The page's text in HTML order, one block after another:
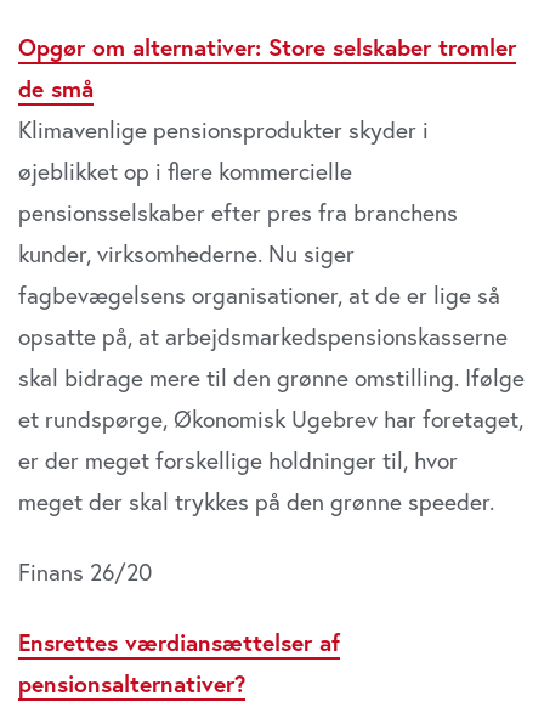
Opgør om alternativer: Store selskaber tromler
de små
Klimavenlige pensionsprodukter skyder i
øjeblikket op i flere kommercielle
pensionsselskaber efter pres fra branchens
kunder, virksomhederne. Nu siger
fagbevægelsens organisationer, at de er lige så
opsatte på, at arbejdsmarkedspensionskasserne
skal bidrage mere til den grønne omstilling. Ifølge
et rundspørge, Økonomisk Ugebrev har foretaget,
er der meget forskellige holdninger til, hvor
meget der skal trykkes på den grønne speeder.
Finans 26/20
Ensrettes værdiansættelser af
pensionsalternativer?